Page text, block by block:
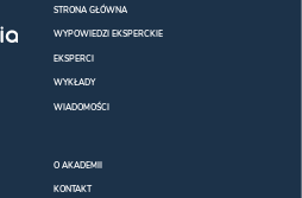
STRONA GŁÓWNA
WYPOWIEDZI EKSPERCKIE
EKSPERCI
WYKŁADY
WIADOMOŚCI
O AKADEMII
KONTAKT